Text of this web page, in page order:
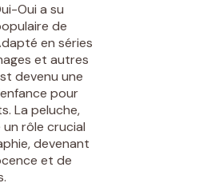
Oui a su
de
en séries
et autres
devenu une
pour
La peluche,
rôle crucial
devenant
et de